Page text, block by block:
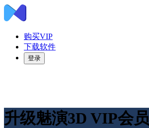
购买VIP
下载软件
登录
升级魅演3D VIP会员